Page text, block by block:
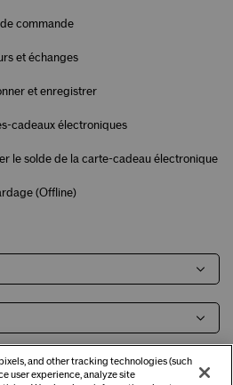
commande
et échanges
et enregistrer
cadeaux électroniques
le solde de la carte-cadeau électronique
(Offline)
and other tracking technologies (such
user experience, analyze site